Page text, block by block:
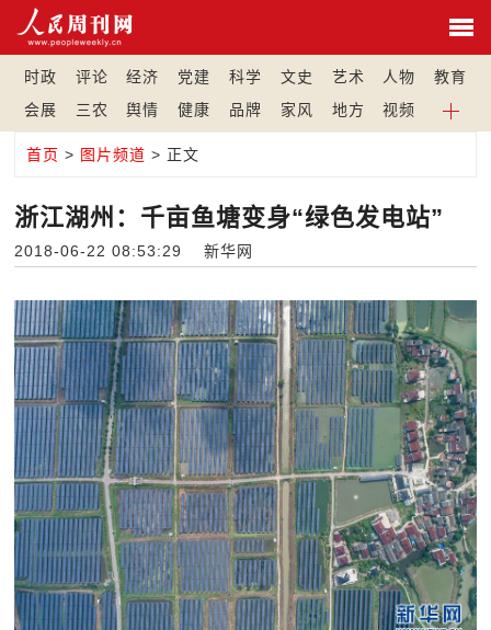
时政 评论 经济 党建 科学 文史 艺术 人物
教育
会展
三农 舆情 健康 品牌 家风 地方 视频
首页 > 图片频道 > 正文
浙江湖州：千亩鱼塘变身“绿色发电站”
2018-06-22 08:53:29 新华网